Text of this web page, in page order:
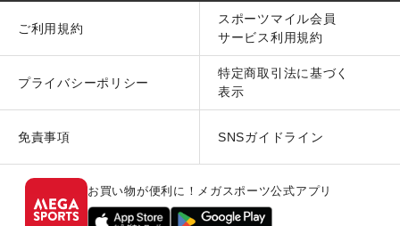
ご利用規約
スポーツマイル会員
サービス利用規約
プライバシーポリシー
特定商取引法に基づく
表示
免責事項 SNSガイドライン
お買い物が便利に！メガスポーツ公式アプリ